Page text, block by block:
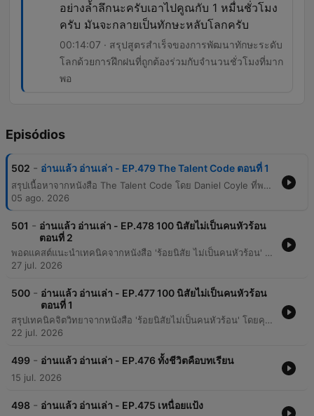
อย่างล้ำลึกนะครับเอาไปคูณกับ 1 หมื่นชั่วโมง
ครับ มันจะกลายเป็นทักษะหลับโลกครับ
00:14:07 · สรุปสูตรสำเร็จของการพัฒนาทักษะระดับ
โลกด้วยการฝึกฝนที่ถูกต้องร่วมกับจำนวนชั่วโมงที่มาก
พอ
Episódios
502 - อ่านแล้ว อ่านเล่า - EP.479 The Talent Code ตอนที่ 1
สรุปเนื้อหาจากหนังสือ The Talent Code โดย Daniel Coyle ที่พาไปสำรวจความลับของการสร้างอัจฉริยะผ่านปัจจัย 3 อย่าง ได้แก่ การฝึกอย่างลึกล้ำ การจุดประกาย และการสอดระดับปรมาจารย์ โดยเน้นย้ำว่าความเก่งไม่ได้มาจากพรสวรรค์แต่เกิดจากการสร้างชั้นไมอีลินในสมอง เนื้อหาเจาะลึกเรื่องการฝึกแบบลึกล้ำ (Deep Practice) ซึ่งเป็นการฝึกที่ขอบเขตของความสามารถจนเกิดความผิดพลาดและต้องแก้ไข เปรียบเทียบกับการเล่นฟุตซอลในบราซิลที่บีบให้ผู้เล่นต้องใช้ทักษะและความเร็วสูงกว่าปกติ นำไปสู่การสร้างวงจรประสาทที่แข็งแกร่งและแม่นยำ
05 ago. 2026
501 - อ่านแล้ว อ่านเล่า - EP.478 100 นิสัยไม่เป็นคนหัวร้อน
ตอนที่ 2
พอดแคสต์แนะนำเทคนิคจากหนังสือ 'ร้อยนิสัย ไม่เป็นคนหัวร้อน' โดย Kumiko เพื่อช่วยควบคุมอารมณ์และลดความโกรธในชีวิตประจำวัน ผ่านวิธีการปรับความคิดและการดูแลสุขภาพ
27 jul. 2026
500 - อ่านแล้ว อ่านเล่า - EP.477 100 นิสัยไม่เป็นคนหัวร้อน
ตอนที่ 1
สรุปเทคนิคจิตวิทยาจากหนังสือ 'ร้อยนิสัยไม่เป็นคนหัวร้อน' โดยคุณ Todakumi ที่รวบรวมวิธีการจัดการอารมณ์โกรธและความเครียดผ่านบทความสั้นๆ เข้าใจง่าย เนื้อหาครอบคลุมตั้งแต่การใช้เทคนิคหยุดรอ 6 วินาทีเพื่อเรียกสติ การเปลี่ยนพลังความโกรธให้เป็นแรงจูงดึง ไปจนถึงการฝึกหายใจและการจัดระเบียบการนอนเพื่อลดภาวะอารมณ์แปรปรวน นอกจากนี้ยังแนะนำวิธีการรับมือกับสถานการณ์ทางสังคม เช่น การปฏิเสธอย่างเหมาะสม และการเตรียมคำตอบเมื่อได้รับคำชม เพื่อช่วยให้ผู้ฟังสามารถรักษาความสัมพันธ์และสร้างความสงบทางใจในชีวิตประจำวัน
22 jul. 2026
499 - อ่านแล้ว อ่านเล่า - EP.476 ทั้งชีวิตคือบทเรียน
15 jul. 2026
498 - อ่านแล้ว อ่านเล่า - EP.475 เหนื่อยแป้ง